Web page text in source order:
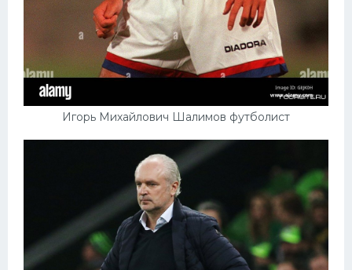
Игорь Михайлович Шалимов футболист